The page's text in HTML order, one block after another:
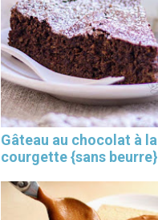
Gâteau au chocolat à la
courgette {sans beurre}